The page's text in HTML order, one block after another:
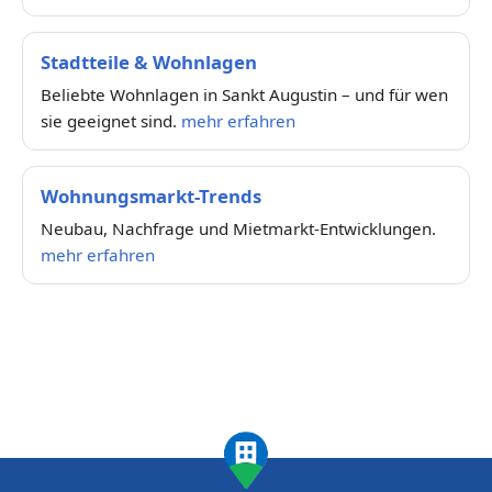
Stadtteile & Wohnlagen
Beliebte Wohnlagen in Sankt Augustin – und für wen
sie geeignet sind. mehr erfahren
Wohnungsmarkt-Trends
Neubau, Nachfrage und Mietmarkt-Entwicklungen.
mehr erfahren